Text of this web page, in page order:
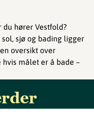
du hører Vestfold?
sjø og bading ligger
oversikt over
hvis målet er å bade –